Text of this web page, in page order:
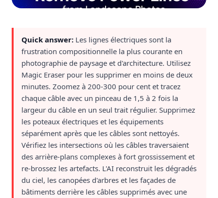
Quick answer: Les lignes électriques sont la
frustration compositionnelle la plus courante en
photographie de paysage et d'architecture. Utilisez
Magic Eraser pour les supprimer en moins de deux
minutes. Zoomez à 200-300 pour cent et tracez
chaque câble avec un pinceau de 1,5 à 2 fois la
largeur du câble en un seul trait régulier. Supprimez
les poteaux électriques et les équipements
séparément après que les câbles sont nettoyés.
Vérifiez les intersections où les câbles traversaient
des arrière-plans complexes à fort grossissement et
re-brossez les artefacts. L'AI reconstruit les dégradés
du ciel, les canopées d'arbres et les façades de
bâtiments derrière les câbles supprimés avec une